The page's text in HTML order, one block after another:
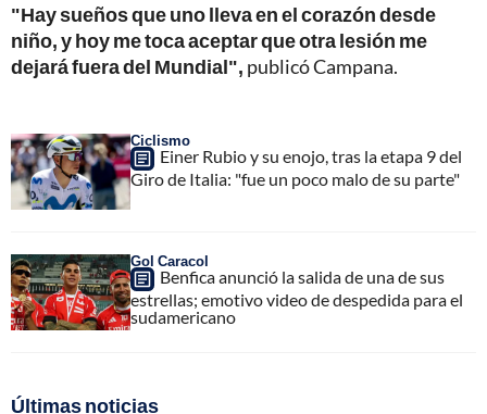
"Hay sueños que uno lleva en el corazón desde
niño, y hoy me toca aceptar que otra lesión me
dejará fuera del Mundial", publicó Campana.
Ciclismo
Einer Rubio y su enojo, tras la etapa 9 del
Giro de Italia: "fue un poco malo de su parte"
Gol Caracol
Benfica anunció la salida de una de sus
estrellas; emotivo video de despedida para el
sudamericano
Últimas noticias